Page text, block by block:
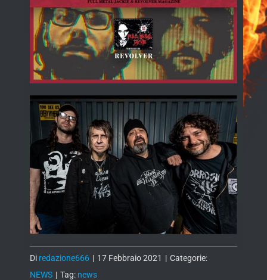
Di redazione666 | 17 Febbraio 2021 | Categorie:
NEWS | Tag: news